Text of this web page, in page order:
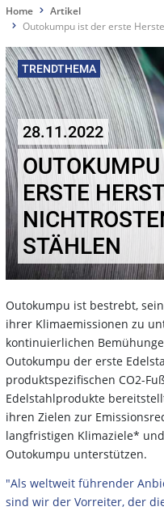
Home
Artikel
Outokumpu ist der erste
TRENDTHEMA
28.11.2022
ERSTE
STÄHLEN
Outokumpu ist bestrebt,
ihrer Klimaemissionen zu
kontinuierlichen
Outokumpu der erste
produktspezifischen CO2-
Edelstahlprodukte
ihren Zielen zur
langfristigen Klimaziele*
Outokumpu unterstützen.
"Als weltweit führender
sind wir der Vorreiter, der